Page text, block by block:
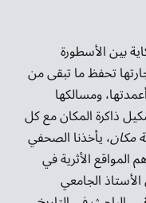
بين الأسطورة
تحفظ ما تبقى من
ومسالكها
ذاكرة المكان مع كل
مكان، يأخذنا الصحفي
الأثرية في
الجامعي